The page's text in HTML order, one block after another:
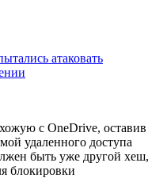
атаковать
с OneDrive, оставив
удаленного доступа
быть уже другой хеш,
блокировки